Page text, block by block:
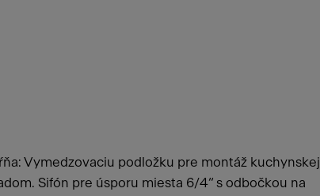
Vymedzovaciu podložku pre montáž kuchynskej
Sifón pre úsporu miesta 6/4“ s odbočkou na